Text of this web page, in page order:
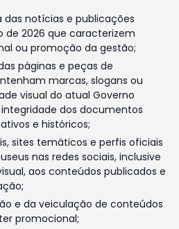
notícias e publicações
de 2026 que caracterizem
ou promoção da gestão;
páginas e peças de
marcas, slogans ou
visual do atual Governo
dos documentos
e históricos;
sites temáticos e perfis oficiais
nas redes sociais, inclusive
aos conteúdos publicados e
e da veiculação de conteúdos
promocional;